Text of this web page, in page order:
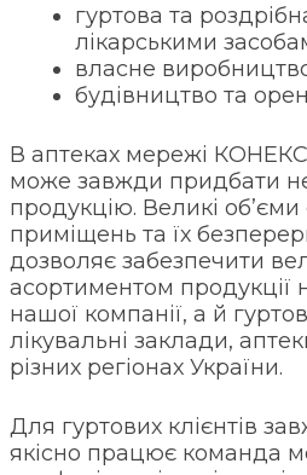
гуртова та
лікарськими
власне
будівництво та
В аптеках мережі
може завжди придбати
продукцію. Великі
приміщень та їх
дозволяє забезпечити
асортиментом продукції
нашої компанії, а й
лікувальні заклади,
різних регіонах України.
Для гуртових клієнтів
якісно працює команда